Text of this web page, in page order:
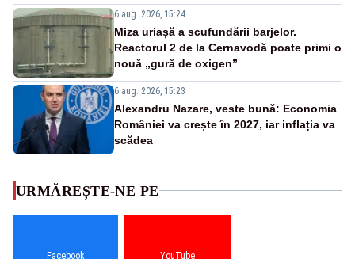
6 aug. 2026, 15:24
Miza uriașă a scufundării barjelor.
Reactorul 2 de la Cernavodă poate primi o
nouă „gură de oxigen”
6 aug. 2026, 15:23
Alexandru Nazare, veste bună: Economia
României va crește în 2027, iar inflația va
scădea
URMĂREȘTE-NE PE
Facebook YouTube